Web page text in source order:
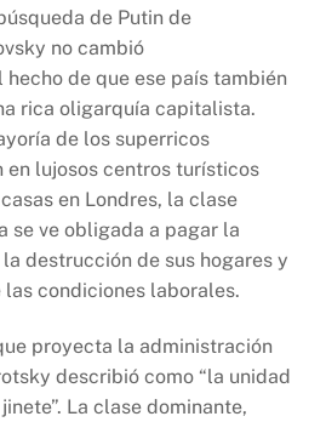
de Putin de
no cambió
de que ese país también
rica oligarquía capitalista.
de los superricos
en lujosos centros turísticos
en Londres, la clase
se ve obligada a pagar la
destrucción de sus hogares y
condiciones laborales.
proyecta la administración
describió como “la unidad
La clase dominante,